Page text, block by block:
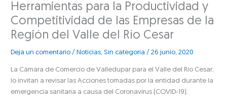
Herramientas para la Productividad y
Competitividad de las Empresas de la
Región del Valle del Río Cesar
Deja un comentario / Noticias,Sin categoría /26 junio, 2020
La Cámara de Comercio de Valledupar para el Valle del Río Cesar,
lo invitan a revisar las Acciones tomadas por la entidad durante la
emergencia sanitaria a causa del Coronavirus (COVID-19).